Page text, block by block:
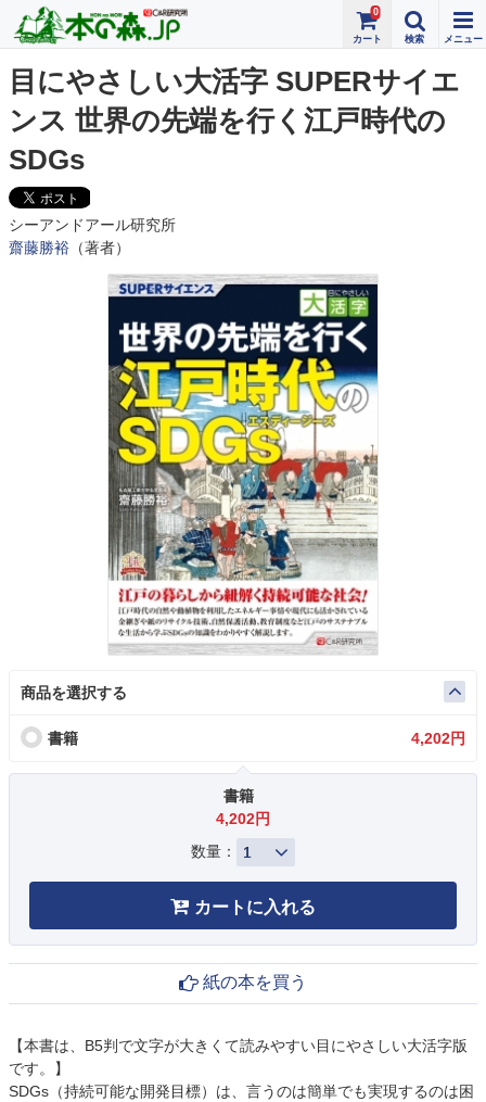
0
目にやさしい大活字 SUPERサイエ
ンス 世界の先端を行く江戸時代の
SDGs
シーアンドアール研究所
齋藤勝裕 （著者）
商品を選択する
書籍 4,202円
書籍
4,202円
数量：
カートに入れる
紙の本を買う
【本書は、B5判で文字が大きくて読みやすい目にやさしい大活字版
です。】
SDGs（持続可能な開発目標）は、言うのは簡単でも実現するのは困